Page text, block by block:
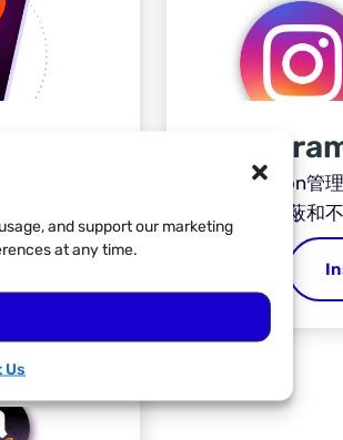
and support our marketing
at any time.
Us
号而不被
用Incogniton管
保持不被屏蔽和